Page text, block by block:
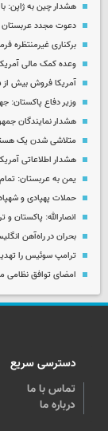
هشدار چین به ژاپن:
دعوت مجدد عربستان
برکناری غیرمنتظره
وعده کمک مالی
آمریکا فروش بیش از ۵ هزار موشک پاتریوت به چند کشور عربی را تائید کرد
وزیر دفاع پاکستان:
هشدار نمایندگان
متلاشی شدن یک
هشدار اطلاعاتی
یمن به عربستان:
حملات پهپادی و
انصارالله: پاکستان
بحران در راه‌آهن انگلیس
ترامپ سوئیس را
امضای توافق نظامی
دسترسی سریع
تماس با ما
درباره ما